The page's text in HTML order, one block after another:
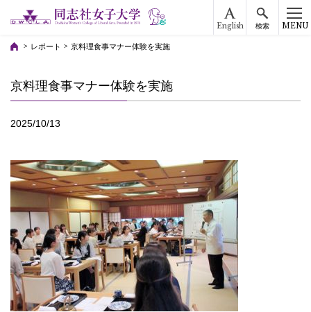
English 検索 MENU
レポート 京料理食事マナー体験を実施
京料理食事マナー体験を実施
2025/10/13